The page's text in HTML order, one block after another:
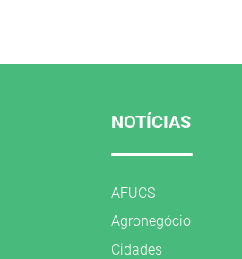
NOTÍCIAS
AFUCS
Agronegócio
Cidades